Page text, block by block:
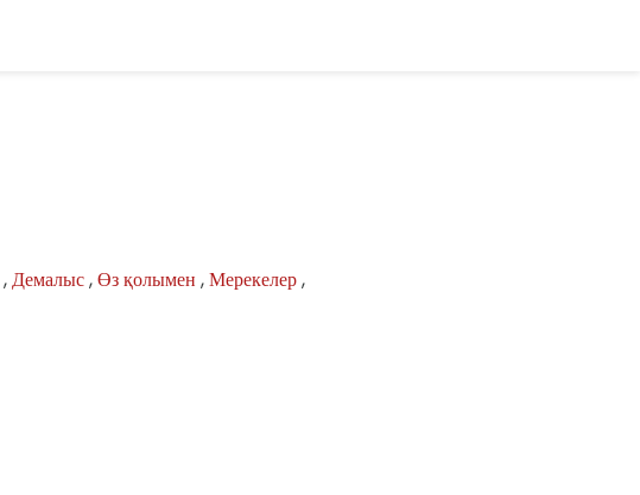
,Демалыс,Өз қолымен ,Мерекелер,